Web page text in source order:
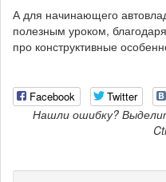
А для начинающего
полезным уроком,
про конструктивные
Facebook Twitter
Нашли ошибку?